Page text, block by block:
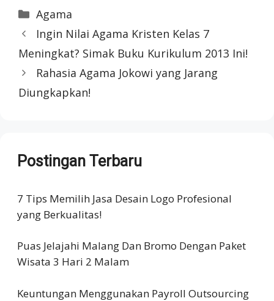
Categories
Agama
Ingin Nilai Agama Kristen Kelas 7
Meningkat? Simak Buku Kurikulum 2013 Ini!
Rahasia Agama Jokowi yang Jarang
Diungkapkan!
Postingan Terbaru
7 Tips Memilih Jasa Desain Logo Profesional
yang Berkualitas!
Puas Jelajahi Malang Dan Bromo Dengan Paket
Wisata 3 Hari 2 Malam
Keuntungan Menggunakan Payroll Outsourcing